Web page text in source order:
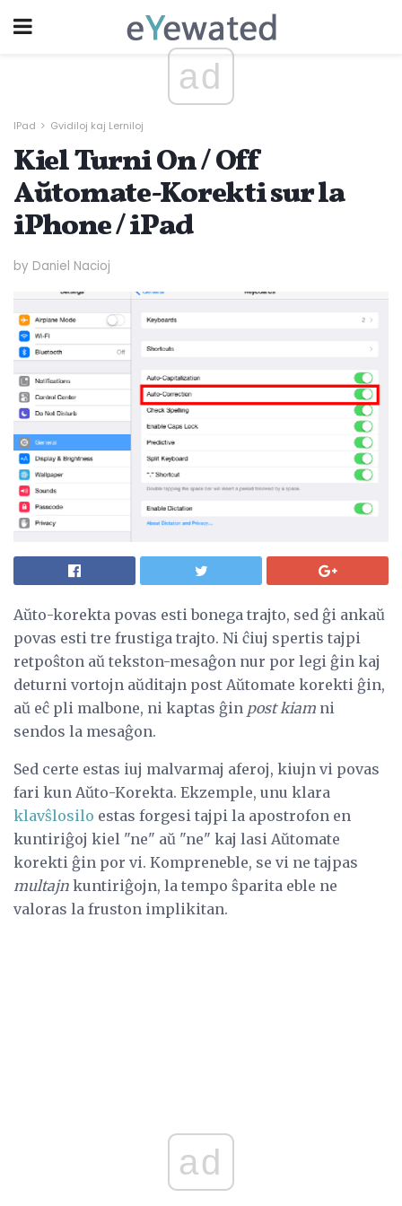
ad
IPad Gvidiloj kaj Lerniloj
Kiel Turni On / Off
Aŭtomate-Korekti sur la
iPhone / iPad
by Daniel Nacioj
Aŭto-korekta povas esti bonega trajto, sed ĝi ankaŭ
povas esti tre frustiga trajto. Ni ĉiuj spertis tajpi
retpoŝton aŭ tekston-mesaĝon nur por legi ĝin kaj
deturni vortojn aŭditajn post Aŭtomate korekti ĝin,
aŭ eĉ pli malbone, ni kaptas ĝin post kiam ni
sendos la mesaĝon.
Sed certe estas iuj malvarmaj aferoj, kiujn vi povas
fari kun Aŭto-Korekta. Ekzemple, unu klara
klavŝlosilo estas forgesi tajpi la apostrofon en
kuntiriĝoj kiel "ne" aŭ "ne" kaj lasi Aŭtomate
korekti ĝin por vi. Kompreneble, se vi ne tajpas
multajn kuntiriĝojn, la tempo ŝparita eble ne
valoras la fruston implikitan.
ad